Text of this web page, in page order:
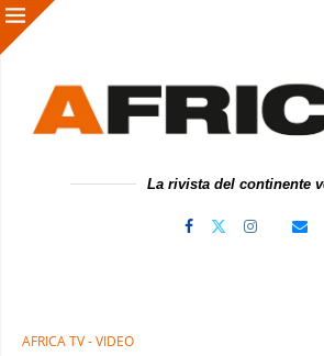
La rivista del continente
AFRICA TV - VIDEO